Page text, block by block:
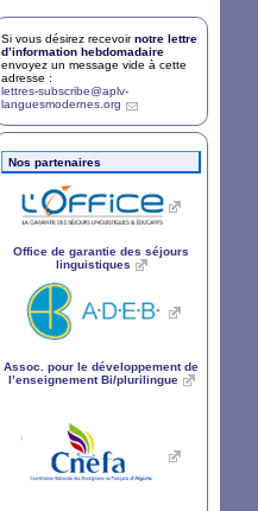
Si vous désirez recevoirnotre lettre
d’information hebdomadaire
envoyez un message vide à cette
adresse :
lettres-subscribe@aplv-
languesmodernes.org
Nos partenaires
Office de garantie des séjours
linguistiques
Assoc. pour le développement de
l’enseignement Bi/plurilingue